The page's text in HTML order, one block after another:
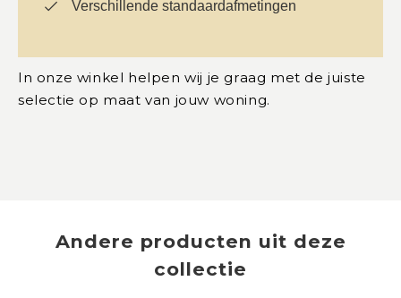
Verschillende standaardafmetingen
In onze winkel helpen wij je graag met de juiste
selectie op maat van jouw woning.
Andere producten uit deze
collectie